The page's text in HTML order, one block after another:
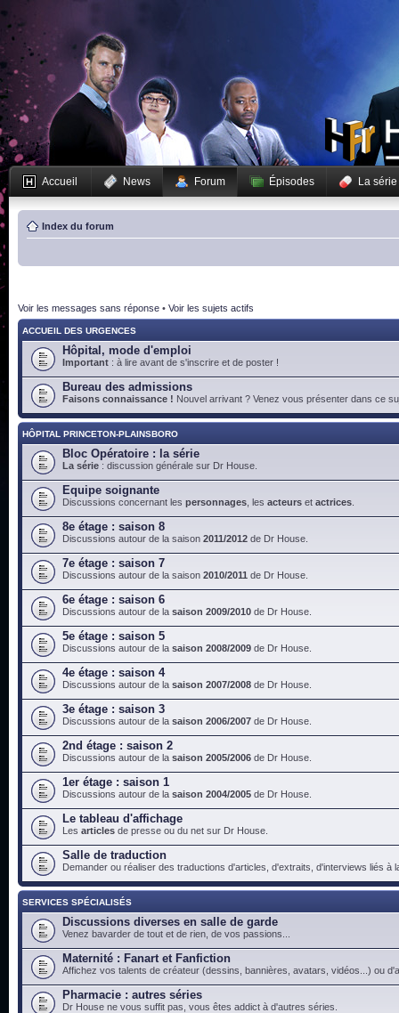
Accueil News Forum Épisodes La série
Index du forum
Voir les messages sans réponse • Voir les sujets actifs
ACCUEIL DES URGENCES
Hôpital, mode d'emploi
Important : à lire avant de s'inscrire et de poster !
Bureau des admissions
Faisons connaissance ! Nouvel arrivant ? Venez vous présenter dans ce
HÔPITAL PRINCETON-PLAINSBORO
Bloc Opératoire : la série
La série : discussion générale sur Dr House.
Equipe soignante
Discussions concernant les personnages , les acteurs et actrices
8e étage : saison 8
Discussions autour de la saison 2011/2012 de Dr House.
7e étage : saison 7
Discussions autour de la saison 2010/2011 de Dr House.
6e étage : saison 6
Discussions autour de la saison 2009/2010 de Dr House.
5e étage : saison 5
Discussions autour de la saison 2008/2009 de Dr House.
4e étage : saison 4
Discussions autour de la saison 2007/2008 de Dr House.
3e étage : saison 3
Discussions autour de la saison 2006/2007 de Dr House.
2nd étage : saison 2
Discussions autour de la saison 2005/2006 de Dr House.
1er étage : saison 1
Discussions autour de la saison 2004/2005 de Dr House.
Le tableau d'affichage
Les articles de presse ou du net sur Dr House.
Salle de traduction
Demander ou réaliser des traductions d'articles, d'extraits, d'interviews liés à
SERVICES SPÉCIALISÉS
Discussions diverses en salle de garde
Venez bavarder de tout et de rien, de vos passions...
Maternité : Fanart et Fanfiction
Affichez vos talents de créateur (dessins, bannières, avatars, vidéos...) ou
Pharmacie : autres séries
Dr House ne vous suffit pas, vous êtes addict à d'autres séries.